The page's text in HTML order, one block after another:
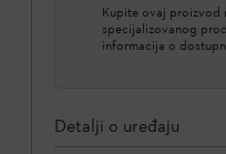
Kupite ovaj proizvod
specijalizovanog
informacija o
Detalji o uređaju